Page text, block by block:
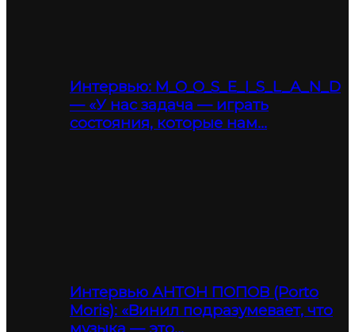
Интервью: M_O_O_S_E_I_S_L_A_N_D
— «У нас задача — играть
состояния, которые нам…
Интервью АНТОН ПОПОВ (Porto
Moris): «Винил подразумевает, что